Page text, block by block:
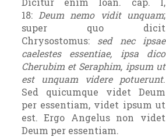
18: Deum nemo vidit unquam;
super quo dicit
Chrysostomus: sed nec ipsae
caelestes essentiae, ipsa dico
Cherubim et Seraphim, ipsum ut
est unquam videre potuerunt.
Sed quicumque videt Deum
per essentiam, videt ipsum ut
est. Ergo Angelus non videt
Deum per essentiam.